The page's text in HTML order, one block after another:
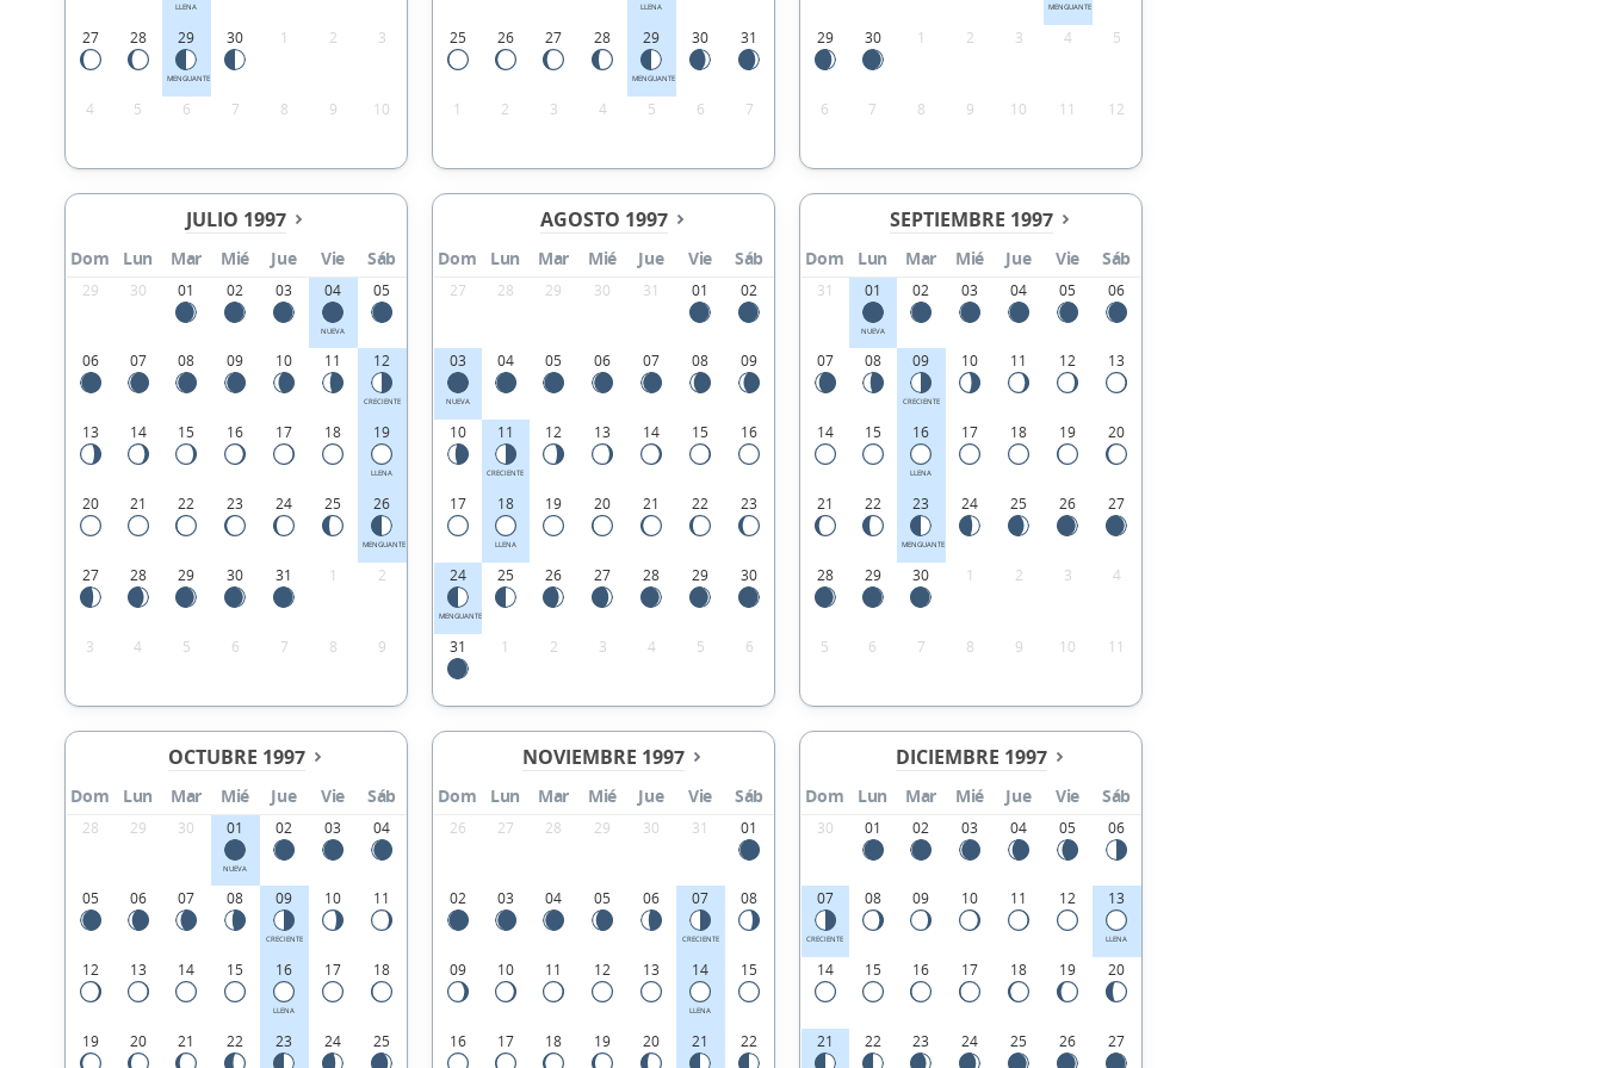
LLENA
27 28 29
MENGUANTE
30 1 2 3
4 5 6 7 8 9 10
LLENA
25 26 27 28 29
MENGUANTE
30 31
1 2 3 4 5 6 7
MENGUANTE
29 30 1 2 3 4 5
6 7 8 9 10 11 12
JULIO 1997
Dom Lun Mar Mié Jue Vie Sáb
29 30 01 02 03 04
NUEVA
05
06 07 08 09 10 11 12
CRECIENTE
13 14 15 16 17 18 19
LLENA
20 21 22 23 24 25 26
MENGUANTE
27 28 29 30 31 1 2
3 4 5 6 7 8 9
AGOSTO 1997
Dom Lun Mar Mié Jue Vie Sáb
27 28 29 30 31 01 02
03
NUEVA
04 05 06 07 08 09
10 11
CRECIENTE
12 13 14 15 16
17 18
LLENA
19 20 21 22 23
24
MENGUANTE
25 26 27 28 29 30
31 1 2 3 4 5 6
SEPTIEMBRE 1997
Dom Lun Mar Mié Jue Vie Sáb
31 01
NUEVA
02 03 04 05 06
07 08 09
CRECIENTE
10 11 12 13
14 15 16
LLENA
17 18 19 20
21 22 23
MENGUANTE
24 25 26 27
28 29 30 1 2 3 4
5 6 7 8 9 10 11
OCTUBRE 1997
Dom Lun Mar Mié Jue Vie Sáb
28 29 30 01
NUEVA
02 03 04
05 06 07 08 09
CRECIENTE
10 11
12 13 14 15 16
LLENA
17 18
19 20 21 22 23 24 25
NOVIEMBRE 1997
Dom Lun Mar Mié Jue Vie Sáb
26 27 28 29 30 31 01
02 03 04 05 06 07
CRECIENTE
08
09 10 11 12 13 14
LLENA
15
16 17 18 19 20 21 22
DICIEMBRE 1997
Dom Lun Mar Mié Jue Vie Sáb
30 01 02 03 04 05 06
07
CRECIENTE
08 09 10 11 12 13
LLENA
14 15 16 17 18 19 20
21 22 23 24 25 26 27